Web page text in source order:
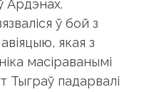
Ардэнах.
ў бой з
якая з
масіраванымі
Тыграў падарвалі